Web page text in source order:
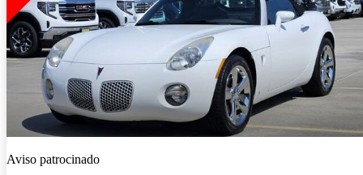
Aviso patrocinado